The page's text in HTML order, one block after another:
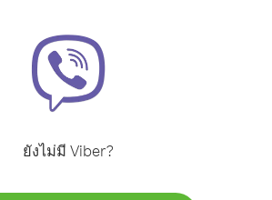
ยังไม่มี Viber?